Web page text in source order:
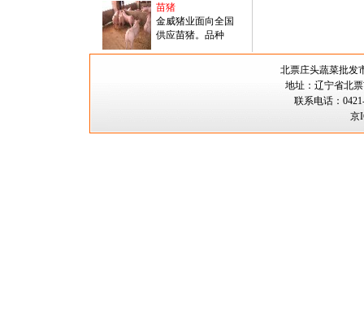
苗猪
金威猪业面向全国
供应苗猪。品种
北票庄头蔬菜批
地址：辽宁省北
联系电话：
京